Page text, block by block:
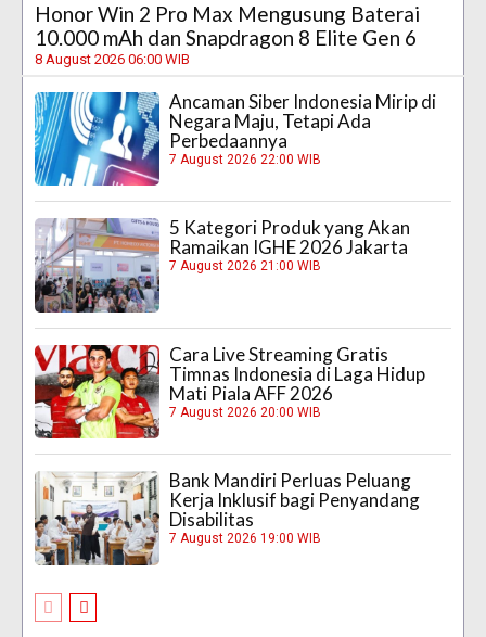
Honor Win 2 Pro Max Mengusung Baterai
10.000 mAh dan Snapdragon 8 Elite Gen 6
8 August 2026 06:00 WIB
Ancaman Siber Indonesia Mirip di
Negara Maju, Tetapi Ada
Perbedaannya
7 August 2026 22:00 WIB
5 Kategori Produk yang Akan
Ramaikan IGHE 2026 Jakarta
7 August 2026 21:00 WIB
Cara Live Streaming Gratis
Timnas Indonesia di Laga Hidup
Mati Piala AFF 2026
7 August 2026 20:00 WIB
Bank Mandiri Perluas Peluang
Kerja Inklusif bagi Penyandang
Disabilitas
7 August 2026 19:00 WIB